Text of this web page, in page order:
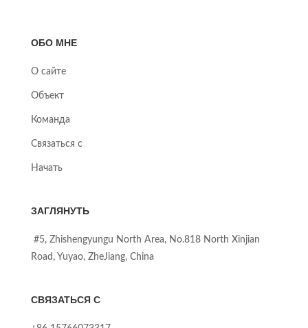
ОБО МНЕ
О сайте
Объект
Команда
Связаться с
Начать
ЗАГЛЯНУТЬ
#5, Zhishengyungu North Area, No.818 North Xinjian
Road, Yuyao, ZheJiang, China
СВЯЗАТЬСЯ С